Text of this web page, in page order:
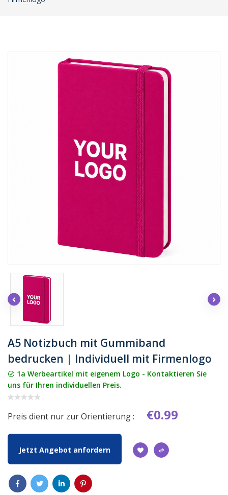
A5 Notizbuch mit Gummiband
bedrucken | Individuell mit Firmenlogo
1a Werbeartikel mit eigenem Logo - Kontaktieren Sie
uns für Ihren individuellen Preis.
Preis dient nur zur Orientierung : €0.99
Jetzt Angebot anfordern